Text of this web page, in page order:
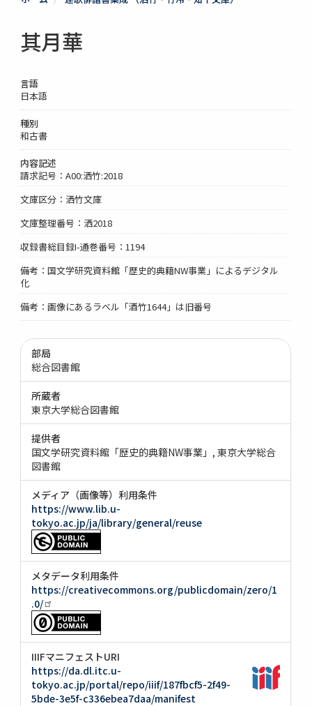
其月華
言語
日本語
種別
和古書
内容記述
請求記号：A00:洒竹:2018
文庫区分：洒竹文庫
文庫整理番号：洒2018
収録書総目録I-通巻番号：1194
備考：国文学研究資料館「歴史的典籍NW事業」によるデジタル
化
備考：画像にあるラベル「酒竹1644」は旧番号
部局
総合図書館
所蔵者
東京大学総合図書館
提供者
国文学研究資料館「歴史的典籍NW事業」
東京大学総合
図書館
メディア（画像等）利用条件
https://www.lib.u-
tokyo.ac.jp/ja/library/general/reuse
メタデータ利用条件
https://creativecommons.org/publicdomain/zero/1
.0/
IIIFマニフェストURI
https://da.dl.itc.u-
tokyo.ac.jp/portal/repo/iiif/187fbcf5-2f49-
5bde-3e5f-c336ebea7daa/manifest